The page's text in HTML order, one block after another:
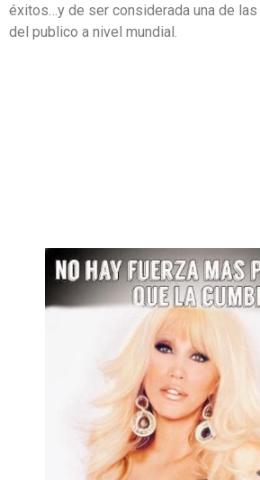
éxitos…y de ser considerada una de
del publico a nivel mundial.